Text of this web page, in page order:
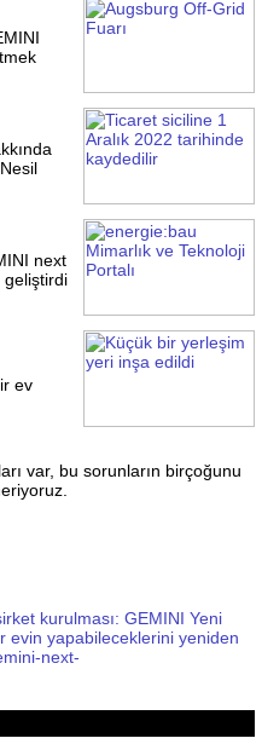
next
geliştirdi
ev
var, bu sorunların birçoğunu
kurulması: GEMINI Yeni
evin yapabileceklerini yeniden
next-